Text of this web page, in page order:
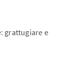
grattugiare e